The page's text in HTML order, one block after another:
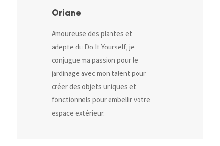
Oriane
Amoureuse des plantes et
adepte du Do It Yourself, je
conjugue ma passion pour le
jardinage avec mon talent pour
créer des objets uniques et
fonctionnels pour embellir votre
espace extérieur.